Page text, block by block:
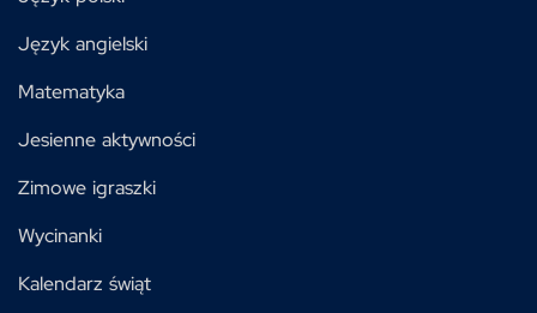
Język angielski
Matematyka
Jesienne aktywności
Zimowe igraszki
Wycinanki
Kalendarz świąt